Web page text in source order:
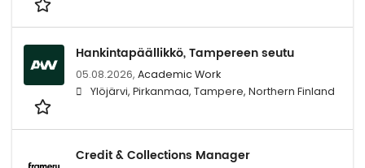
Hankintapäällikkö, Tampereen seutu
05.08.2026, Academic Work
Ylöjärvi, Pirkanmaa, Tampere, Northern Finland
Credit & Collections Manager